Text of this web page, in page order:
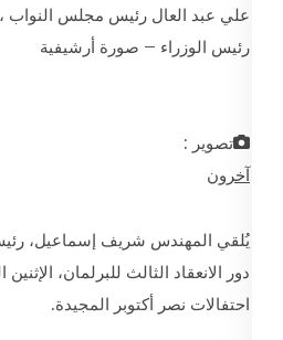
علي عبد العال رئيس مجلس
رئيس الوزراء – صورة أرشيفية
تصوير :
آخرون
يُلقي المهندس شريف إسماعيل،
دور الانعقاد الثالث للبرلمان،
احتفالات نصر أكتوبر المجيدة.